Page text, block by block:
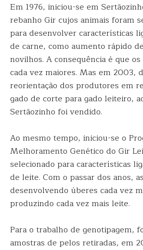
Em 1976, iniciou-se em
rebanho Gir cujos animais foram
para desenvolver características
de carne, como aumento rápido
novilhos. A consequência é que
cada vez maiores. Mas em 2003,
reorientação dos produtores em
gado de corte para gado leiteiro,
Sertãozinho foi vendido.
Ao mesmo tempo, iniciou-se o
Melhoramento Genético do Gir
selecionado para características
de leite. Com o passar dos anos,
desenvolvendo úberes cada vez
produzindo cada vez mais leite.
Para o trabalho de genotipagem,
amostras de pelos retiradas, em